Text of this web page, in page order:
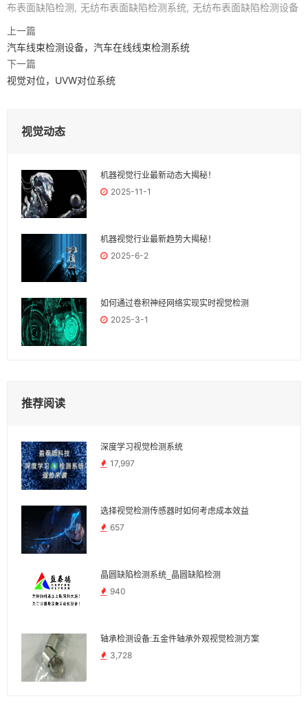
布表面缺陷检测 无纺布表面缺陷检测系统 无纺布表面缺陷检测设备
上一篇
汽车线束检测设备，汽车在线线束检测系统
下一篇
视觉对位，UVW对位系统
视觉动态
机器视觉行业最新动态大揭秘！
2025-11-1
机器视觉行业最新趋势大揭秘！
2025-6-2
如何通过卷积神经网络实现实时视觉检测
2025-3-1
推荐阅读
深度学习视觉检测系统
17,997
选择视觉检测传感器时如何考虑成本效益
657
晶圆缺陷检测系统_晶圆缺陷检测
940
轴承检测设备:五金件轴承外观视觉检测方案
3,728